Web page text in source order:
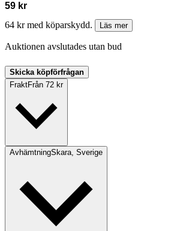
59 kr
64 kr med köparskydd.
Läs mer
Auktionen avslutades utan bud
Skicka köpförfrågan
FraktFrån 72 kr
AvhämtningSkara, Sverige